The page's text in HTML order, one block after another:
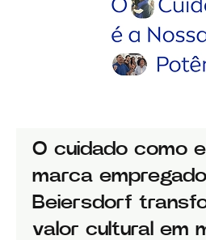
O cuidado como
marca
Beiersdorf
valor cultural em